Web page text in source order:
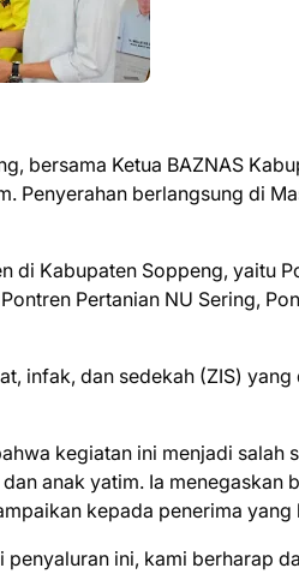
bersama Ketua BAZNAS
Penyerahan berlangsung di
di Kabupaten Soppeng, yaitu
Pertanian NU Sering,
infak, dan sedekah (ZIS)
kegiatan ini menjadi salah
anak yatim. Ia menegaskan
kepada penerima yang
ini, kami berharap